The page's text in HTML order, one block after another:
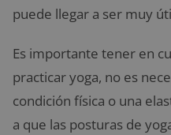
puede llegar a ser muy
Es importante tener en
practicar yoga, no es
condición física o una
a que las posturas de